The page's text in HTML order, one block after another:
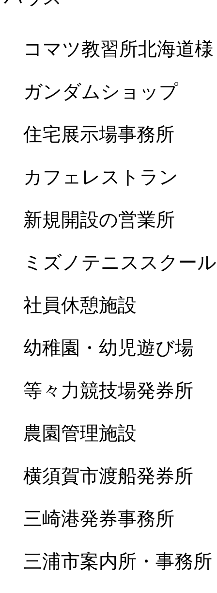
コマツ教習所北海道様
ガンダムショップ
住宅展示場事務所
カフェレストラン
新規開設の営業所
ミズノテニススクール
社員休憩施設
幼稚園・幼児遊び場
等々力競技場発券所
農園管理施設
横須賀市渡船発券所
三崎港発券事務所
三浦市案内所・事務所